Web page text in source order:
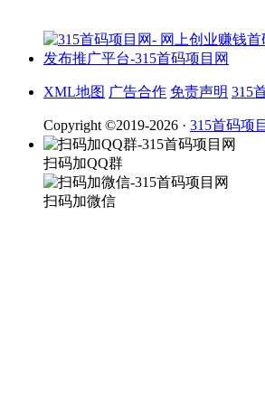
XML地图 广告合作 免责声明 315
Copyright ©2019-2026 · 315首码项
扫码加QQ群
扫码加微信